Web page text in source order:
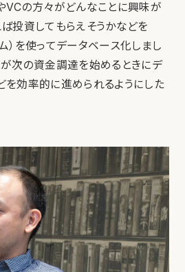
VCの方々がどんなことに興味が
ば投資してもらえそうかなどを
）を使ってデータベース化しまし
が次の資金調達を始めるときにデ
を効率的に進められるようにした